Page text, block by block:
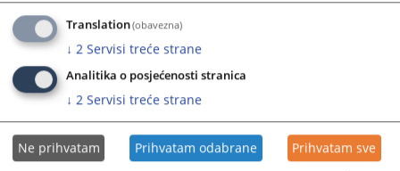
30. Minela Memić
31. Kristina Babić
32. Amna Brkan
Odsjek pomoćnih i pomoćno-tehničkih poslova:
1. Boris Obradović- šef Odsjeka
Translation(obavezna)
↓ 2 Servisi treće strane
Analitika o posjećenosti stranica
↓ 2 Servisi treće strane
Ne prihvatam Prihvatam odabrane Prihvatam sve